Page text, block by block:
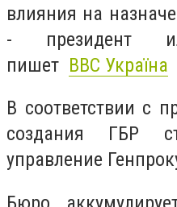
влияния на
- президент
пишет BBC Україна
В соответствии с
создания ГБР
управление